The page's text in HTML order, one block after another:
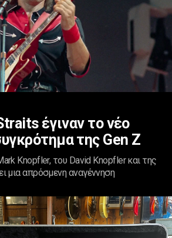
έγιναν το νέο
της Gen Z
Knopfler, του David Knopfler και της
μια απρόσμενη αναγέννηση